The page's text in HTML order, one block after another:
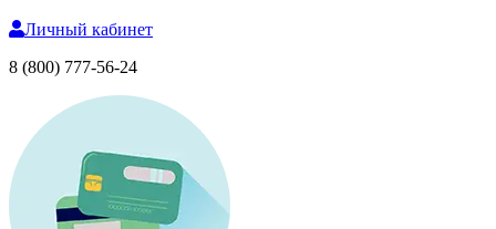
Личный кабинет
8 (800) 777-56-24